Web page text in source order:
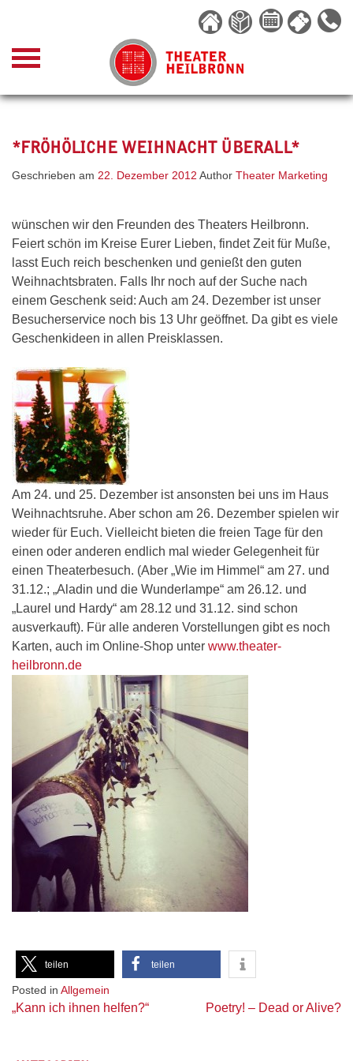
content
*FRÖHÖLICHE WEIHNACHT ÜBERALL*
Geschrieben am 22. Dezember 2012 Author Theater Marketing
wünschen wir den Freunden des Theaters Heilbronn.
Feiert schön im Kreise Eurer Lieben, findet Zeit für Muße,
lasst Euch reich beschenken und genießt den guten
Weihnachtsbraten. Falls Ihr noch auf der Suche nach
einem Geschenk seid: Auch am 24. Dezember ist unser
Besucherservice noch bis 13 Uhr geöffnet. Da gibt es viele
Geschenkideen in allen Preisklassen.
Am 24. und 25. Dezember ist ansonsten bei uns im Haus
Weihnachtsruhe. Aber schon am 26. Dezember spielen wir
wieder für Euch. Vielleicht bieten die freien Tage für den
einen oder anderen endlich mal wieder Gelegenheit für
einen Theaterbesuch. (Aber „Wie im Himmel“ am 27. und
31.12.; „Aladin und die Wunderlampe“ am 26.12. und
„Laurel und Hardy“ am 28.12 und 31.12. sind schon
ausverkauft). Für alle anderen Vorstellungen gibt es noch
Karten, auch im Online-Shop unter www.theater-
heilbronn.de
teilen teilen
Posted in Allgemein
Beitragsnavigation
„Kann ich ihnen helfen?“ Poetry! – Dead or Alive?